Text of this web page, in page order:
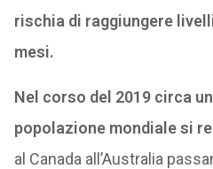
rischia di raggiungere
mesi.
Nel corso del 2019 circa
popolazione mondiale si
al Canada all’Australia